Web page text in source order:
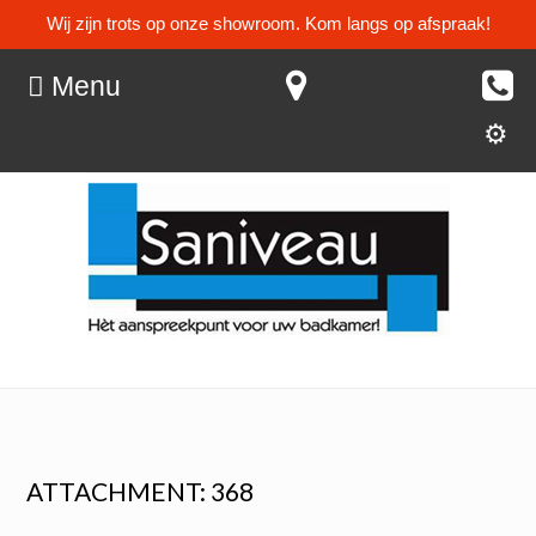
Wij zijn trots op onze showroom. Kom langs op afspraak!
Menu
ATTACHMENT: 368